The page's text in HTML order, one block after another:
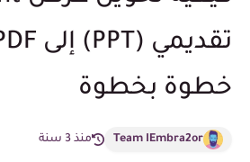
خطوة بخطوة
Team IEmbra2or منذ 3 سنة